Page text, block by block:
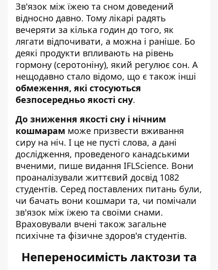
Зв'язок між їжею та сном доведений
відносно давно. Тому лікарі радять
вечеряти за кілька годин до того, як
лягати відпочивати, а можна і раніше. Бо
деякі продукти впливають на рівень
гормону (серотоніну), який регулює сон. А
нещодавно стало відомо, що є також інші
обмеження, які стосуються
безпосередньо якості сну.
До зниження якості сну і нічним
кошмарам може призвести вживання
сиру на ніч. І це не пусті слова, а дані
дослідження, проведеного канадськими
вченими, пише видання IFLScience. Вони
проаналізували життєвий досвід 1082
студентів. Серед поставлених питань були,
чи бачать вони кошмари та, чи помічали
зв'язок між їжею та своїми снами.
Враховували вчені також загальне
психічне та фізичне здоров'я студентів.
Непереносимість лактози та